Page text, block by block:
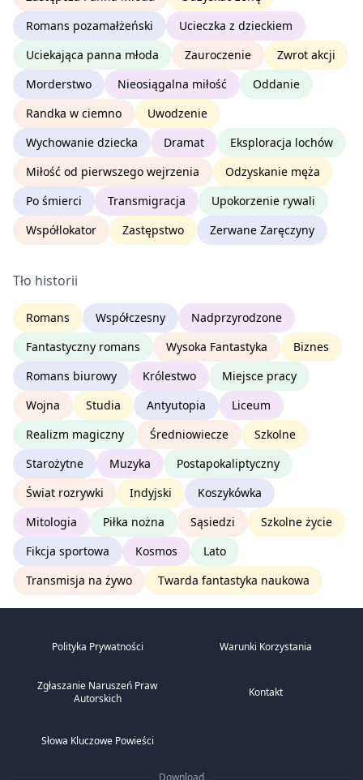
Romans pozamałżeński
Ucieczka z dzieckiem
Uciekająca panna młoda
Zauroczenie
Zwrot akcji
Morderstwo
Nieosiągalna miłość
Oddanie
Randka w ciemno
Uwodzenie
Wychowanie dziecka
Dramat
Eksploracja lochów
Miłość od pierwszego wejrzenia
Odzyskanie męża
Po śmierci
Transmigracja
Upokorzenie rywali
Współlokator
Zastępstwo Zerwane Zaręczyny
Tło historii
Romans Współczesny
Nadprzyrodzone
Fantastyczny romans
Wysoka Fantastyka
Biznes
Romans biurowy
Królestwo
Miejsce pracy
Wojna
Studia Antyutopia
Liceum
Realizm magiczny
Średniowiecze
Szkolne
Starożytne
Muzyka
Postapokaliptyczny
Świat rozrywki
Indyjski
Koszykówka
Mitologia
Piłka nożna Sąsiedzi
Szkolne życie
Fikcja sportowa
Kosmos
Lato
Transmisja na żywo
Twarda fantastyka naukowa
Polityka Prywatności Warunki Korzystania
Zgłaszanie Naruszeń Praw
Autorskich
Kontakt
Słowa Kluczowe Powieści
Download